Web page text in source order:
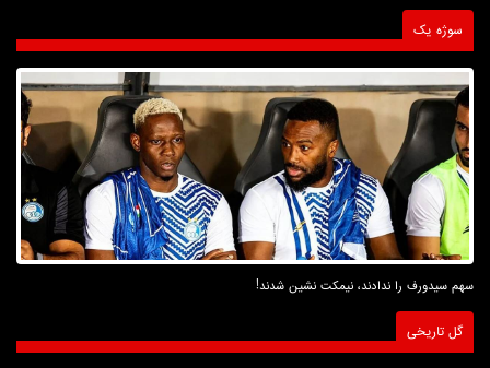
سوژه یک
سهم سیدورف را ندادند، نیمکت نشین شدند!
گل تاریخی